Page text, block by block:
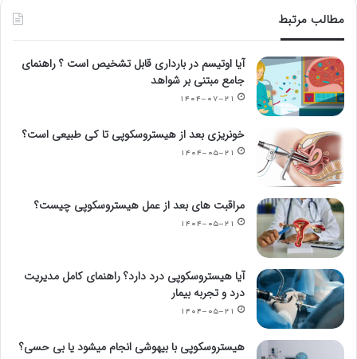
مطالب مرتبط
آیا اوتیسم در بارداری قابل تشخیص است ؟ راهنمای
جامع مبتنی بر شواهد
۱۴۰۴-۰۷-۲۱
خونریزی بعد از هیستروسکوپی تا کی طبیعی است؟
۱۴۰۴-۰۵-۲۱
مراقبت های بعد از عمل هیستروسکوپی چیست؟
۱۴۰۴-۰۵-۲۱
آیا هیستروسکوپی درد دارد؟ راهنمای کامل مدیریت
درد و تجربه بیمار
۱۴۰۴-۰۵-۲۱
هیستروسکوپی با بیهوشی انجام میشود یا بی حسی؟